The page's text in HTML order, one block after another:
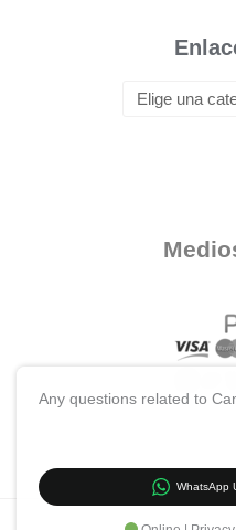
Any questions related to
WhatsApp